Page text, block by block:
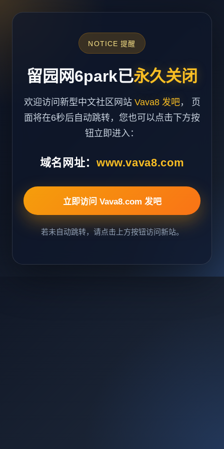
NOTICE 提醒
留园网6park已永久关闭
欢迎访问新型中文社区网站 Vava8 发吧， 页
面将在6秒后自动跳转，您也可以点击下方按
钮立即进入：
域名网址： www.vava8.com
立即访问 Vava8.com 发吧
若未自动跳转，请点击上方按钮访问新站。